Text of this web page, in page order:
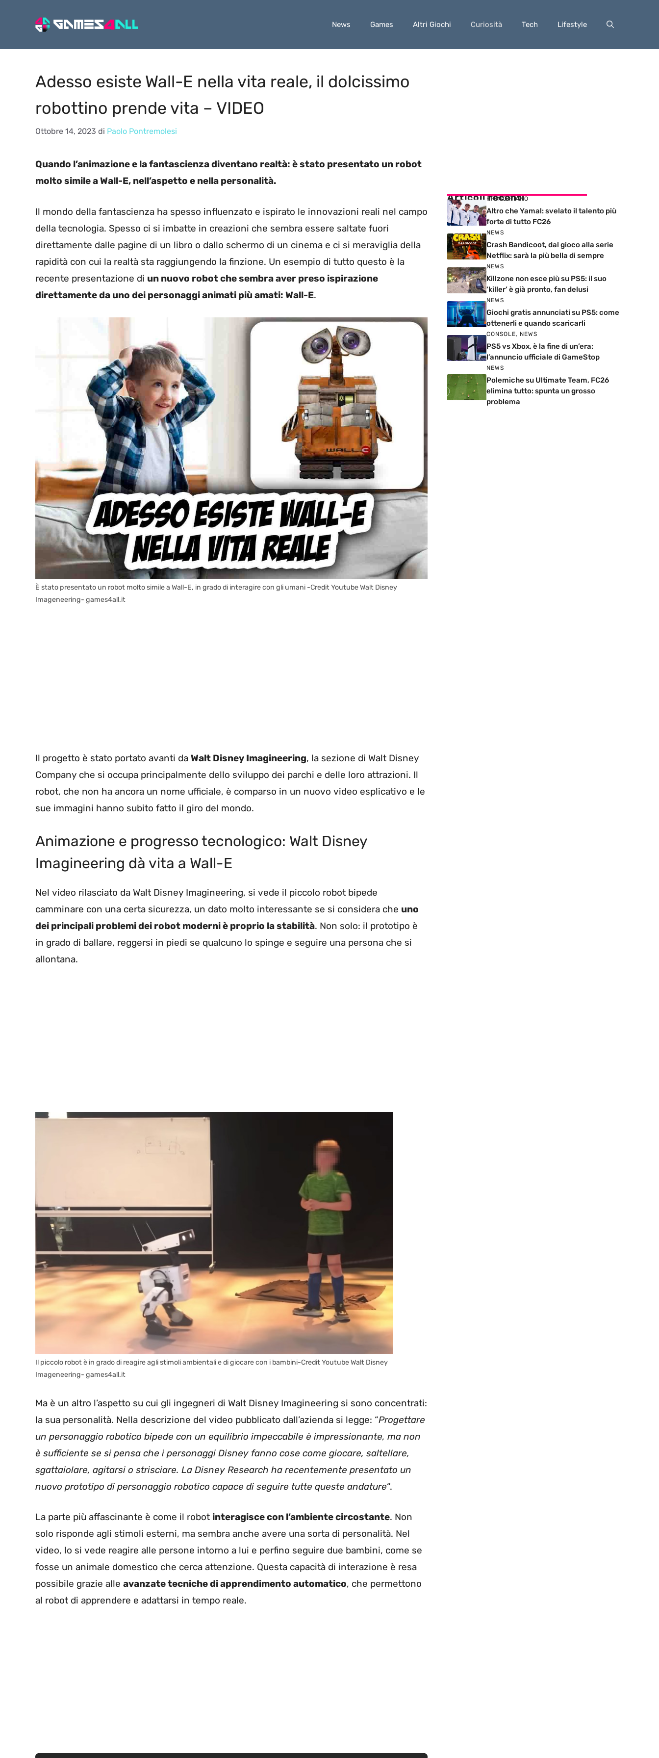
News Games Altri Giochi Curiosità Tech Lifestyle
Adesso esiste Wall-E nella vita reale, il dolcissimo
robottino prende vita – VIDEO
Ottobre 14, 2023 di Paolo Pontremolesi
Quando l’animazione e la fantascienza diventano realtà: è stato presentato un robot
molto simile a Wall-E, nell’aspetto e nella personalità.
Il mondo della fantascienza ha spesso influenzato e ispirato le innovazioni reali nel campo
della tecnologia. Spesso ci si imbatte in creazioni che sembra essere saltate fuori
direttamente dalle pagine di un libro o dallo schermo di un cinema e ci si meraviglia della
rapidità con cui la realtà sta raggiungendo la finzione. Un esempio di tutto questo è la
recente presentazione di un nuovo robot che sembra aver preso ispirazione
direttamente da uno dei personaggi animati più amati: Wall-E.
È stato presentato un robot molto simile a Wall-E, in grado di interagire con gli umani -Credit Youtube Walt Disney
Imageneering- games4all.it
Il progetto è stato portato avanti da Walt Disney Imagineering, la sezione di Walt Disney
Company che si occupa principalmente dello sviluppo dei parchi e delle loro attrazioni. Il
robot, che non ha ancora un nome ufficiale, è comparso in un nuovo video esplicativo e le
sue immagini hanno subito fatto il giro del mondo.
Animazione e progresso tecnologico: Walt Disney
Imagineering dà vita a Wall-E
Nel video rilasciato da Walt Disney Imagineering, si vede il piccolo robot bipede
camminare con una certa sicurezza, un dato molto interessante se si considera che uno
dei principali problemi dei robot moderni è proprio la stabilità. Non solo: il prototipo è
in grado di ballare, reggersi in piedi se qualcuno lo spinge e seguire una persona che si
allontana.
Il piccolo robot è in grado di reagire agli stimoli ambientali e di giocare con i bambini-Credit Youtube Walt Disney
Imageneering- games4all.it
Ma è un altro l’aspetto su cui gli ingegneri di Walt Disney Imagineering si sono concentrati:
la sua personalità. Nella descrizione del video pubblicato dall’azienda si legge: “Progettare
un personaggio robotico bipede con un equilibrio impeccabile è impressionante, ma non
è sufficiente se si pensa che i personaggi Disney fanno cose come giocare, saltellare,
sgattaiolare, agitarsi o strisciare. La Disney Research ha recentemente presentato un
nuovo prototipo di personaggio robotico capace di seguire tutte queste andature“.
La parte più affascinante è come il robot interagisce con l’ambiente circostante. Non
solo risponde agli stimoli esterni, ma sembra anche avere una sorta di personalità. Nel
video, lo si vede reagire alle persone intorno a lui e perfino seguire due bambini, come se
fosse un animale domestico che cerca attenzione. Questa capacità di interazione è resa
possibile grazie alle avanzate tecniche di apprendimento automatico, che permettono
al robot di apprendere e adattarsi in tempo reale.
Articoli recenti
PRIMO PIANO
Altro che Yamal: svelato il talento più
forte di tutto FC26
NEWS
Crash Bandicoot, dal gioco alla serie
Netflix: sarà la più bella di sempre
NEWS
Killzone non esce più su PS5: il suo
‘killer’ è già pronto, fan delusi
NEWS
Giochi gratis annunciati su PS5: come
ottenerli e quando scaricarli
CONSOLE, NEWS
PS5 vs Xbox, è la fine di un’era:
l’annuncio ufficiale di GameStop
NEWS
Polemiche su Ultimate Team, FC26
elimina tutto: spunta un grosso
problema